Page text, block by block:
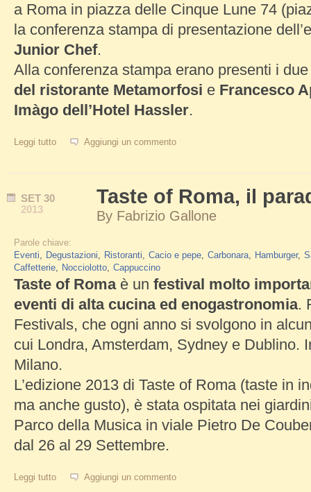
a Roma in piazza delle Cinque Lune 74
la conferenza stampa di presentazione
Junior Chef.
Alla conferenza stampa erano presenti i
del ristorante Metamorfosi e Francesco
Imàgo dell’Hotel Hassler.
Leggi tutto su Presentazione Evento Junior Chef
Aggiungi un commento
SET 30
2013
Taste of Roma, il
By Fabrizio Gallone
Parole chiave:
Eventi
Degustazioni Ristoranti Cacio e pepe Carbonara Hamburger
Caffetterie
Nocciolotto Cappuccino
Taste of Romaè un festival molto
eventi di alta cucina ed enogastronomia.
Festivals, che ogni anno si svolgono in
cui Londra, Amsterdam, Sydney e Dublino.
Milano.
L’edizione 2013 di Taste of Roma (taste in
ma anche gusto), è stata ospitata nei
Parco della Musica in viale Pietro De
dal 26 al 29 Settembre.
Leggi tutto su Taste of Roma, il paradiso dei gourmet
Aggiungi un commento